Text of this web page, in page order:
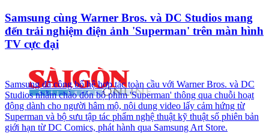
Samsung cùng Warner Bros. và DC Studios mang
đến trải nghiệm điện ảnh 'Superman' trên màn hình
TV cực đại
Samsung đã công bố hệ hợp tác toàn cầu với Warner Bros. và DC
Studios nhằm chào đón bộ phim 'Superman' thông qua chuỗi hoạt
động dành cho người hâm mộ, nội dung video lấy cảm hứng từ
Superman và bộ sưu tập tác phẩm nghệ thuật kỹ thuật số phiên bản
giới hạn từ DC Comics, phát hành qua Samsung Art Store.